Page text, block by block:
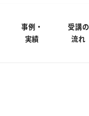
事例・
実績
受講の
流れ